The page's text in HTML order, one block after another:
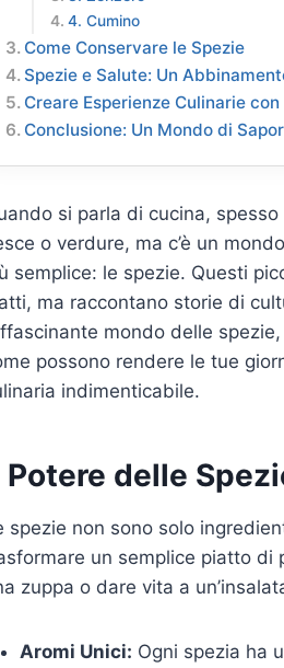
4. Cumino
Come Conservare le Spezie
Spezie e Salute: Un
Creare Esperienze Culinarie con
Conclusione: Un Mondo di
si parla di cucina,
o verdure, ma c’è un
semplice: le spezie. Questi
ma raccontano storie di
mondo delle
possono rendere le tue
indimenticabile.
Potere delle
spezie non sono solo
un semplice piatto di
zuppa o dare vita a
Aromi Unici: Ogni spezia ha